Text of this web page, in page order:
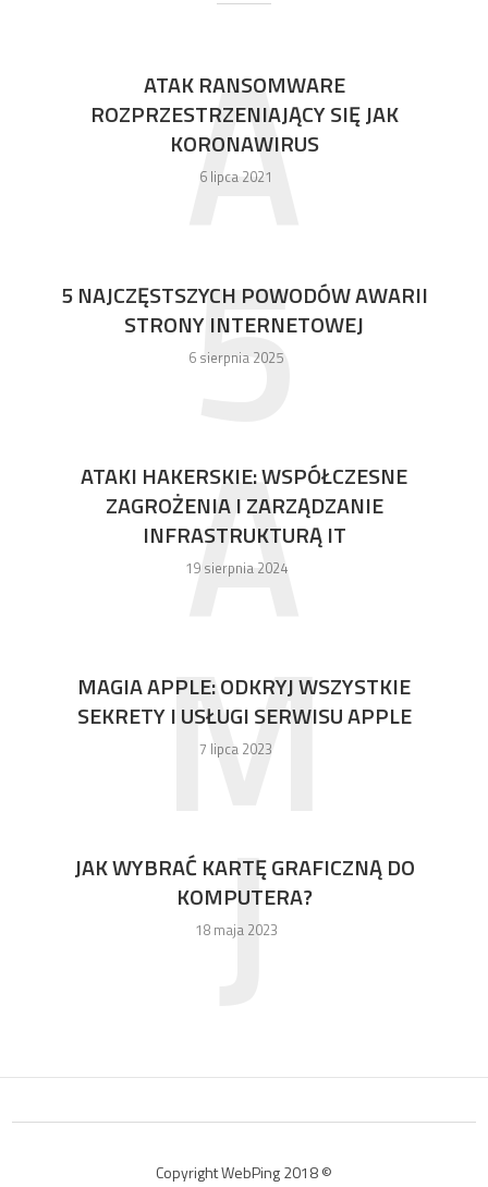
ATAK RANSOMWARE
ROZPRZESTRZENIAJĄCY SIĘ JAK
KORONAWIRUS
6 lipca 2021
A
5 NAJCZĘSTSZYCH POWODÓW AWARII
STRONY INTERNETOWEJ
6 sierpnia 2025
5
ATAKI HAKERSKIE: WSPÓŁCZESNE
ZAGROŻENIA I ZARZĄDZANIE
INFRASTRUKTURĄ IT
19 sierpnia 2024
A
MAGIA APPLE: ODKRYJ WSZYSTKIE
SEKRETY I USŁUGI SERWISU APPLE
7 lipca 2023
M
JAK WYBRAĆ KARTĘ GRAFICZNĄ DO
KOMPUTERA?
18 maja 2023
J
Copyright WebPing 2018 ©